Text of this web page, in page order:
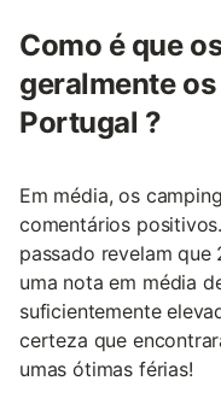
a partir da casca
absorver o sabor
degustação em
oferecer,
carro. Assim, terá
verdadeiramente.
Como é que
geralmente
Portugal ?
Em média, os
comentários
passado revelam
uma nota em média
suficientemente
certeza que
umas ótimas férias!